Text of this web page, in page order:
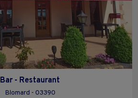
Bar - Restaurant
Blomard - 03390